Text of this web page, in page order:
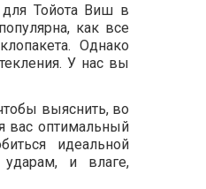
для Тойота Виш в
как все
Однако
У нас вы
выяснить, во
вас оптимальный
идеальной
ударам, и влаге,